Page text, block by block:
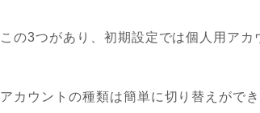
この3つがあり、初期設定では個人用アカ
アカウントの種類は簡単に切り替えがで